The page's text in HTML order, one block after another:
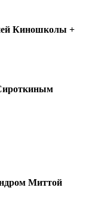
Киношколы +
Миттой